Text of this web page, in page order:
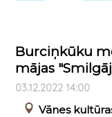
Burciņkūku
mājas
03.12.2022 14:00
Vānes